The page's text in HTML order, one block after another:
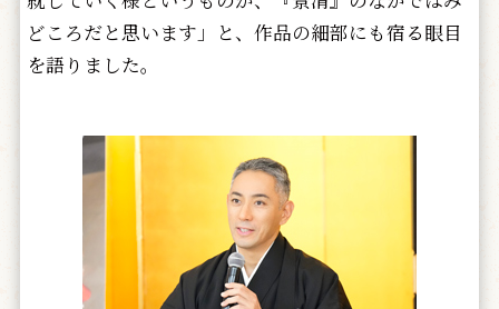
どころだと思います」と、作品の細部にも宿る眼目
を語りました。